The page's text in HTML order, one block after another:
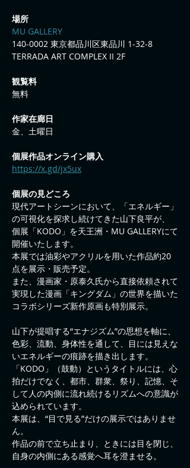
場所
MU GALLERY
140-0002 東京都品川区東品川 1-32-8
TERRADA ART COMPLEX II 2F
観覧料
無料
作家在廊日
金、土曜日
個展作品オンライン購入
https://x.gd/jx5ux
個展の見どころ
現代アートシーンにおいて、「エネルギー」
の可視化を探求し続けてきた山下良平が、
個展「KODO」を天王洲・MU GALLERYにて
開催いたします。
本展では油彩やアクリルを用いた作品約20
点を展示・販売予定。
また、漫画家・原泰久氏から直接依頼されて
実現した漫画「キングダム」の世界を描いた
コラボシリーズ新作原画も特別展示。
山下が提唱する“エナジズム”の思想を軸に、
色彩、流動、身体性を通して、目には見えな
いエネルギーの痕跡を描き出します。
「KODO」（鼓動）というタイトルには、心
拍だけでなく、都市、群衆、祭り、記憶、そ
して人の内側に流れ続けるリズムへの意識が
込められています。
本展は、“目で見る”だけの展示ではありませ
ん。
作品の前で立ち止まり、ときには目を閉じ、
自身の内側にある感覚へ耳を澄ませる。